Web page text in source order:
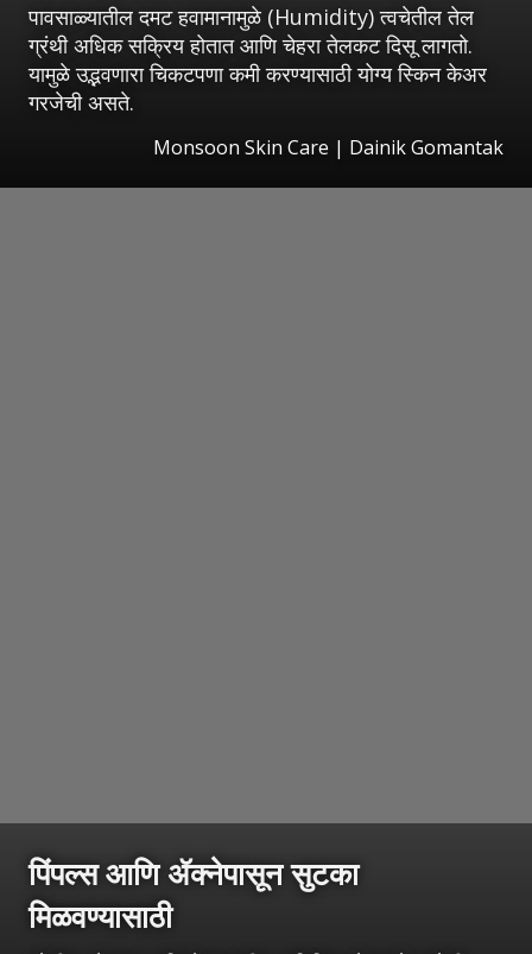
पावसाळ्यातील दमट हवामानामुळे (Humidity) त्वचेतील तेल
ग्रंथी अधिक सक्रिय होतात आणि चेहरा तेलकट दिसू लागतो.
यामुळे उद्भवणारा चिकटपणा कमी करण्यासाठी योग्य स्किन केअर
गरजेची असते.
Monsoon Skin Care | Dainik Gomantak
पिंपल्स आणि ॲक्नेपासून सुटका
मिळवण्यासाठी